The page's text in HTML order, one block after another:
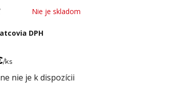
Nie je skladom
DPH
/ks
nie je k dispozícii